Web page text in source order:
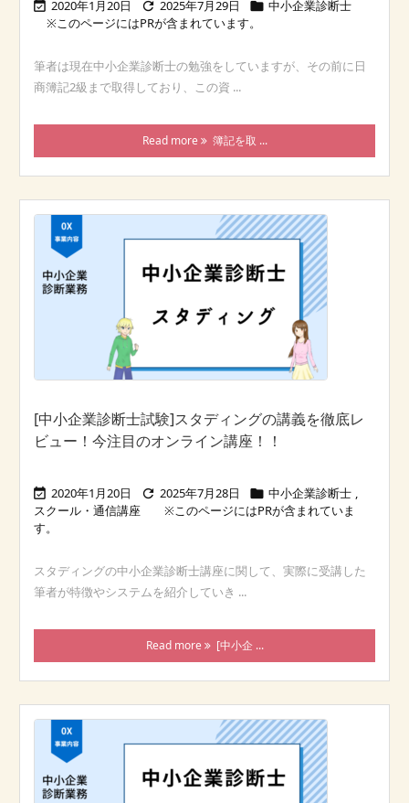
 2020年1月20日  2025年7月29日  中小企業診断士
筆者は現在中小企業診断士の勉強をしていますが、その前に日
商簿記2級まで取得しており、この資 ...
Read more 簿記を取 ...
[中小企業診断士試験]スタディングの講義を徹底レ
ビュー！今注目のオンライン講座！！
 2020年1月20日  2025年7月28日  中小企業診断士 ,
スクール・通信講座
スタディングの中小企業診断士講座に関して、実際に受講した
筆者が特徴やシステムを紹介していき ...
Read more [中小企 ...